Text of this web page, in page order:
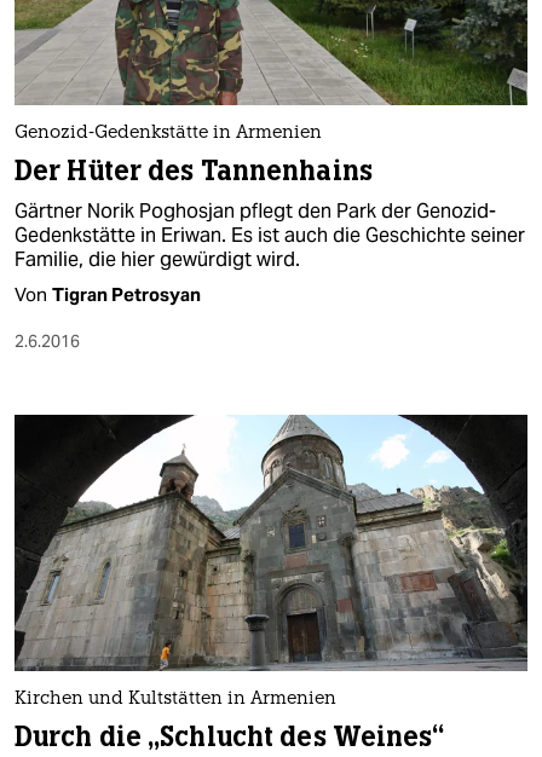
Genozid-Gedenkstätte in Armenien
Der Hüter des Tannenhains
Gärtner Norik Poghosjan pflegt den Park der Genozid-
Gedenkstätte in Eriwan. Es ist auch die Geschichte seiner
Familie, die hier gewürdigt wird.
Von Tigran Petrosyan
2.6.2016
Kirchen und Kultstätten in Armenien
Durch die „Schlucht des Weines“